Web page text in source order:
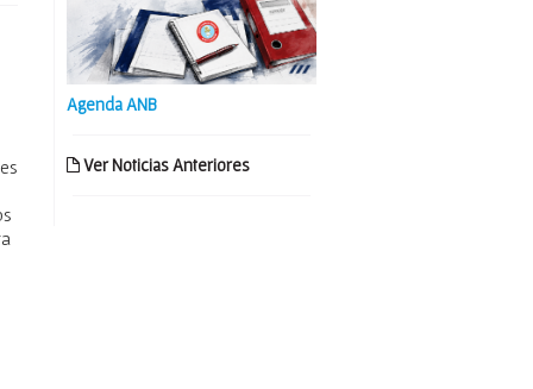
Agenda ANB
Ver Noticias Anteriores